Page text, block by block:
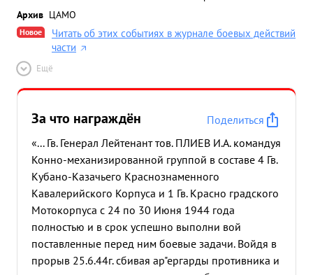
Архив ЦАМО
Новое
Читать об этих событиях в журнале боевых действий
части
Ещё
За что награждён
Поделиться
«... Гв. Генерал Лейтенант тов. ПЛИЕВ И.А. командуя
Конно-механизированной группой в составе 4 Гв.
Кубано-Казачьего Краснознаменного
Кавалерийского Корпуса и 1 Гв. Красно градского
Мотокорпуса с 24 по 30 Июня 1944 года
полностью и в срок успешно выполни вой
поставленные перед ним боевые задачи. Войдя в
прорыв 25.6.44г. сбивая ар"ергарды противника и